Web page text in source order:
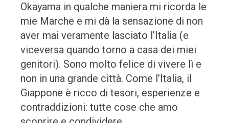
Okayama in qualche maniera mi ricorda le
mie Marche e mi dà la sensazione di non
aver mai veramente lasciato l’Italia (e
viceversa quando torno a casa dei miei
genitori). Sono molto felice di vivere lì e
non in una grande città. Come l’Italia, il
Giappone è ricco di tesori, esperienze e
contraddizioni: tutte cose che amo